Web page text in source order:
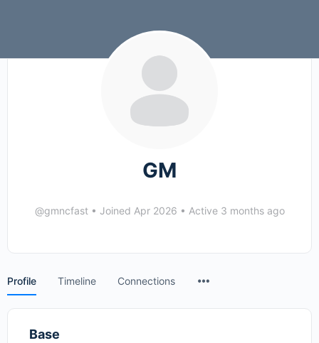
GM
@gmncfast • Joined Apr 2026 • Active 3 months ago
Profile Timeline Connections
Base